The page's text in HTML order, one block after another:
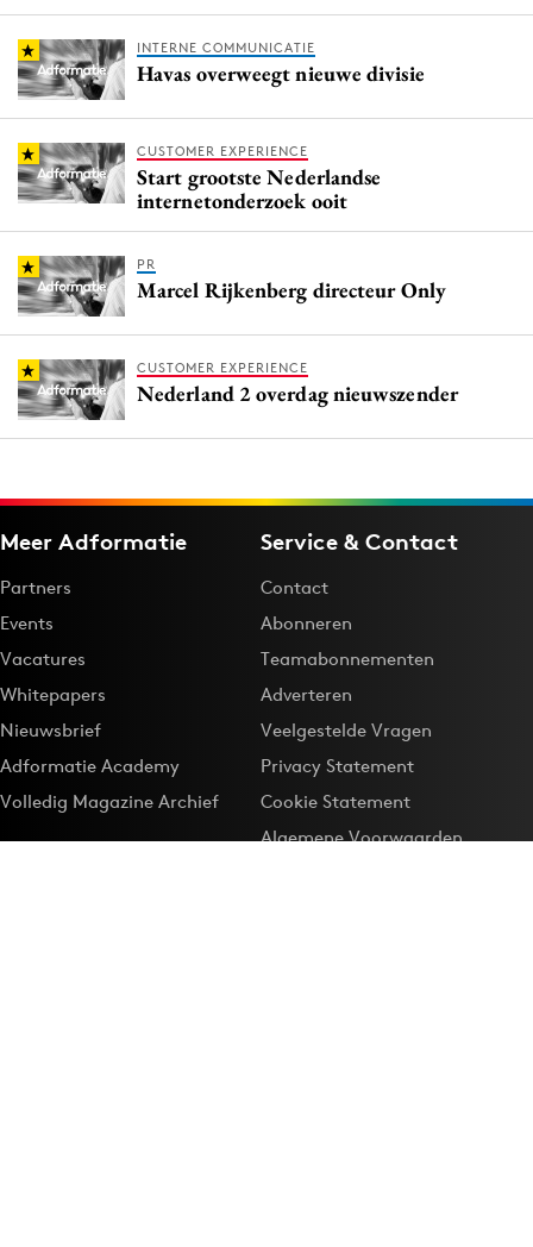
INTERNE COMMUNICATIE
Havas overweegt nieuwe divisie
CUSTOMER EXPERIENCE
Start grootste Nederlandse
internetonderzoek ooit
PR
Marcel Rijkenberg directeur Only
CUSTOMER EXPERIENCE
Nederland 2 overdag nieuwszender
Meer Adformatie
Partners
Events
Vacatures
Whitepapers
Nieuwsbrief
Adformatie Academy
Volledig Magazine Archief
Service & Contact
Contact
Abonneren
Teamabonnementen
Adverteren
Veelgestelde Vragen
Privacy Statement
Cookie Statement
Algemene Voorwaarden